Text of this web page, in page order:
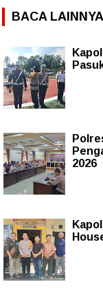
BACA LAINNYA
2026